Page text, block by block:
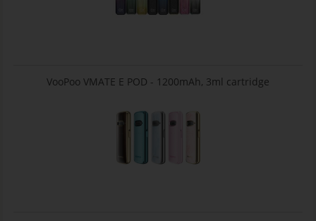
VooPoo VMATE E POD - 1200mAh, 3ml cartridge